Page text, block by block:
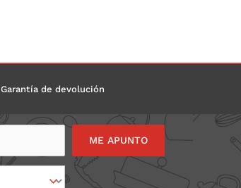
Garantía de devolución